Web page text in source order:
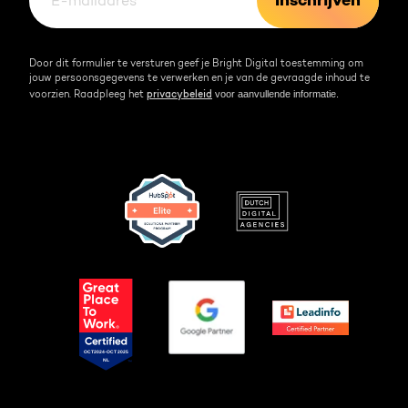
Door dit formulier te versturen geef je Bright Digital toestemming om
jouw persoonsgegevens te verwerken en je van de gevraagde inhoud te
voorzien. Raadpleeg het privacybeleid voor aanvullende informatie.